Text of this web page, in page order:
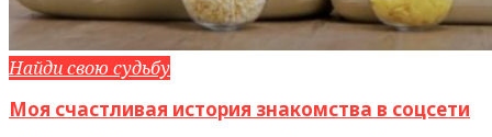
Найди свою судьбу
Моя счастливая история знакомства в соцсети